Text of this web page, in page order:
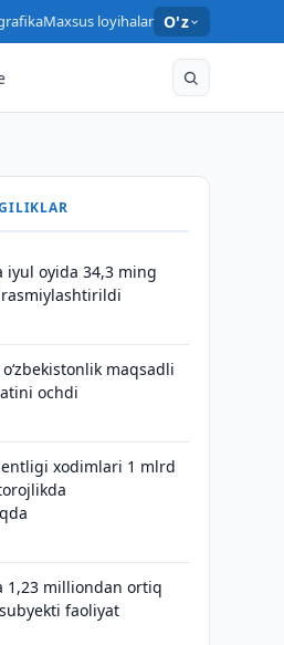
Maxsus loyihalar O'z
iyul oyida 34,3 ming
maqsadli
ochdi
xodimlari 1 mlrd
1,23 milliondan ortiq
faoliyat